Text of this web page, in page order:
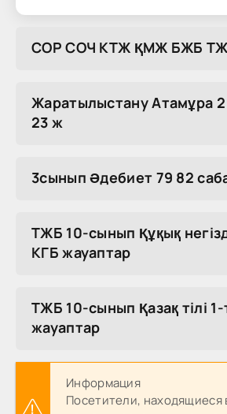
COP COЧ KTЖ ҚMЖ БЖБ
Жаратылыстану Атамұра 2
23 ж
3сынып Әдебиет 79 82
ТЖБ 10-сынып Құқық
КГБ жауаптар
ТЖБ 10-сынып Қазақ тілі
жауаптар
Информация
Посетители, находящиеся